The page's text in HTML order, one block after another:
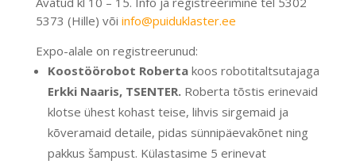
5373 (Hille) või info@puiduklaster.ee
Expo-alale on registreerunud:
Koostöörobot Roberta koos robotitaltsutajaga
Erkki Naaris, TSENTER. Roberta tõstis erinevaid
klotse ühest kohast teise, lihvis sirgemaid ja
kõveramaid detaile, pidas sünnipäevakõnet ning
pakkus šampust. Külastasime 5 erinevat